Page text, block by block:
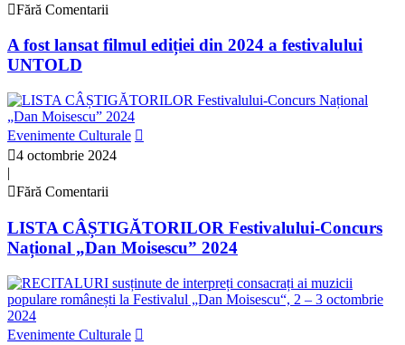
Fără Comentarii
A fost lansat filmul ediției din 2024 a festivalului
UNTOLD
Evenimente Culturale
4 octombrie 2024
|
Fără Comentarii
LISTA CÂȘTIGĂTORILOR Festivalului-Concurs
Național „Dan Moisescu” 2024
Evenimente Culturale